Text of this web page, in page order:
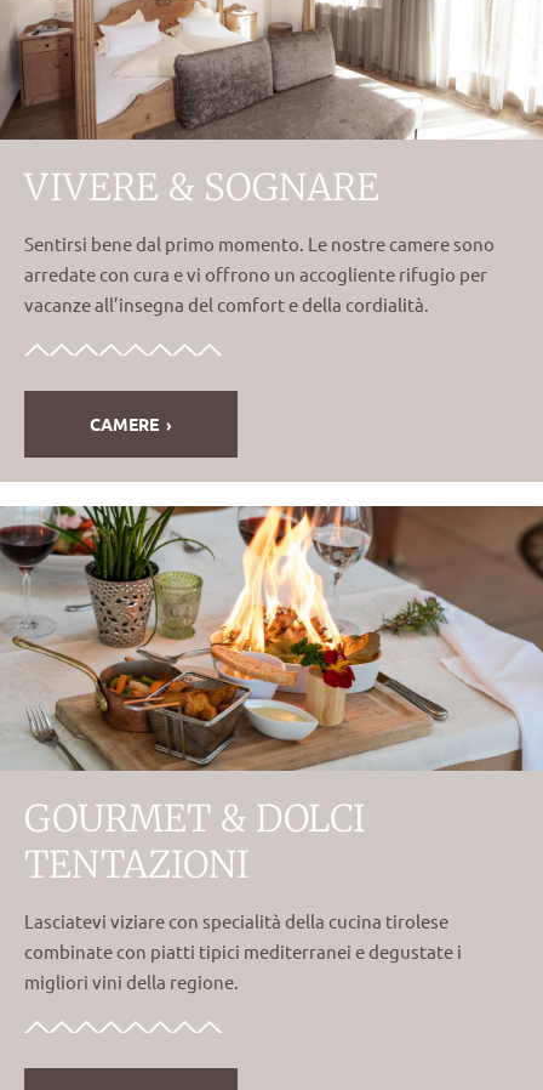
VIVERE & SOGNARE
Sentirsi bene dal primo momento. Le nostre camere sono
arredate con cura e vi offrono un accogliente rifugio per
vacanze all’insegna del comfort e della cordialità.
CAMERE
GOURMET & DOLCI
TENTAZIONI
Lasciatevi viziare con specialità della cucina tirolese
combinate con piatti tipici mediterranei e degustate i
migliori vini della regione.